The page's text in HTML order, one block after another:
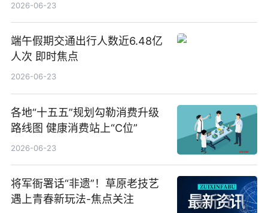
2026-06-23
端午假期交通出行人数近6.48亿
人次 即时焦点
2026-06-23
各地“十五五”规划勾勒消费升级
路线图 健康消费站上“C位”
2026-06-23
将军衙署话“非遗”！草原老技艺
遇上青春新玩法-焦点关注